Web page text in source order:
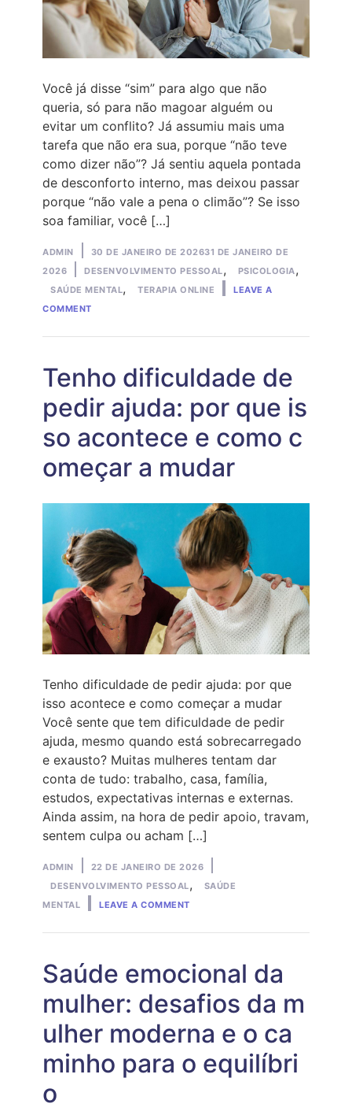
Você já disse “sim” para algo que não
queria, só para não magoar alguém ou
evitar um conflito? Já assumiu mais uma
tarefa que não era sua, porque “não teve
como dizer não”? Já sentiu aquela pontada
de desconforto interno, mas deixou passar
porque “não vale a pena o climão”? Se isso
soa familiar, você […]
Posted
by
ADMIN 30 DE JANEIRO DE 202631 DE JANEIRO DE
2026
Posted
in
DESENVOLVIMENTO PESSOAL, PSICOLOGIA,
SAÚDE MENTAL, TERAPIA ONLINE
LEAVE A
COMMENTON
ESGOTAMENTO
DE
DIZER
“SIM”
OS
Tenho dificuldade de
pedir ajuda: por que is
so acontece e como c
omeçar a mudar
Tenho dificuldade de pedir ajuda: por que
isso acontece e como começar a mudar
Você sente que tem dificuldade de pedir
ajuda, mesmo quando está sobrecarregado
e exausto? Muitas mulheres tentam dar
conta de tudo: trabalho, casa, família,
estudos, expectativas internas e externas.
Ainda assim, na hora de pedir apoio, travam,
sentem culpa ou acham […]
Posted
by
ADMIN 22 DE JANEIRO DE 2026
in
DESENVOLVIMENTO PESSOAL,
SAÚDE
MENTAL
LEAVE A COMMENTON
AJUDA:
POR
ISSO
ACONTECE
COMO
A
MUDAR
Saúde emocional da
mulher: desafios da m
ulher moderna e o ca
minho para o equilíbri
o